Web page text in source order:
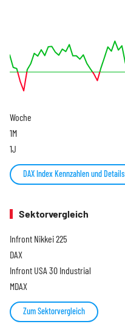
Woche
1M
1J
DAX Index Kennzahlen und Details
Sektorvergleich
Infront Nikkei 225
DAX
Infront USA 30 Industrial
MDAX
Zum Sektorvergleich